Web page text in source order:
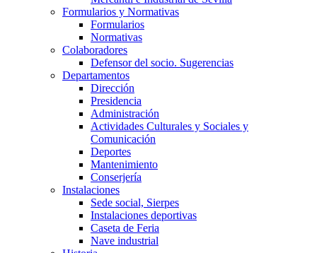
Formularios y Normativas
Formularios
Normativas
Colaboradores
Defensor del socio. Sugerencias
Departamentos
Dirección
Presidencia
Administración
Actividades Culturales y Sociales y
Comunicación
Deportes
Mantenimiento
Conserjería
Instalaciones
Sede social, Sierpes
Instalaciones deportivas
Caseta de Feria
Nave industrial